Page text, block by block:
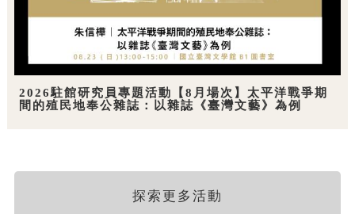
2026駐館研究員專題活動【8月場次】太平洋戰爭期
間的殖民地奉公雜誌：以雜誌《臺灣文藝》為例
探索更多活動